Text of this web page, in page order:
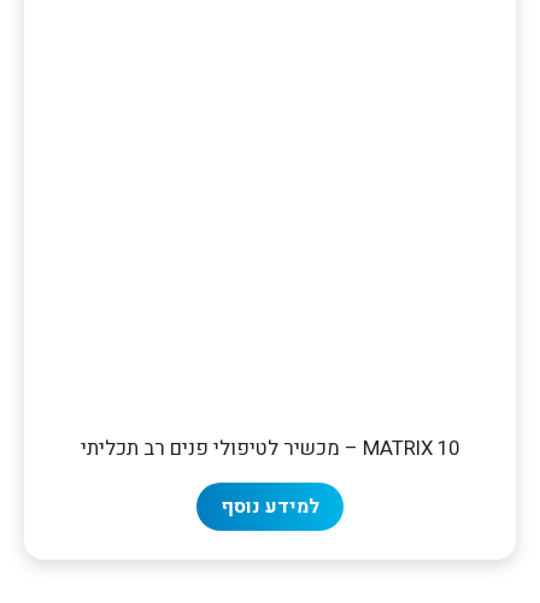
MATRIX 10 – מכשיר לטיפולי פנים רב תכליתי
למידע נוסף